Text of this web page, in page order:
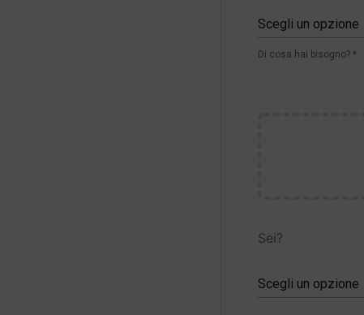
Scegli un opzione
Di cosa hai bisogno? *
Sei?
Scegli un opzione